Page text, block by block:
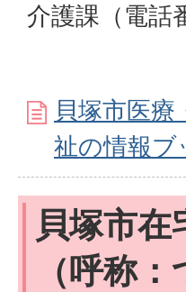
介護課（電
貝塚市医療
祉の情報ブ
貝塚市
（呼称